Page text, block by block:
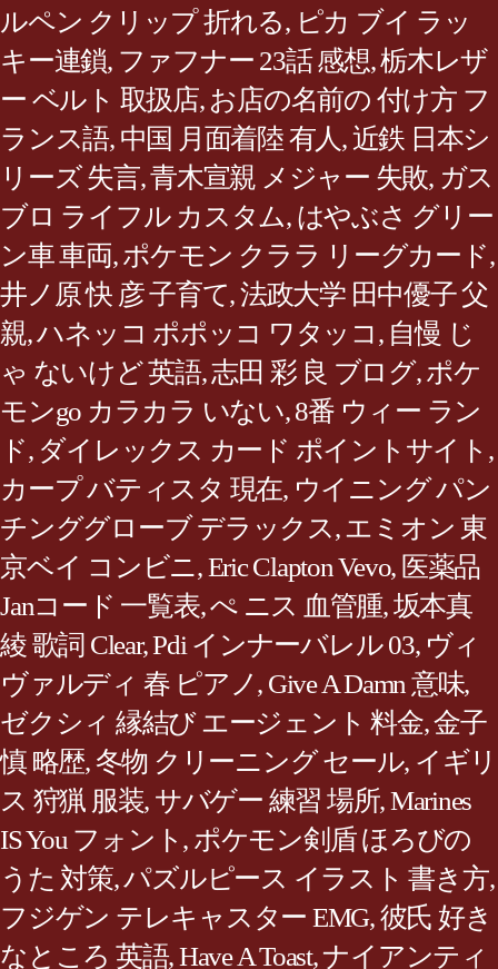
ルペン クリップ 折れる, ピカ ブイ ラッ
キー連鎖, ファフナー 23話 感想,栃木レザ
ー ベルト 取扱店, お店の名前の 付け方 フ
ランス語, 中国 月面着陸 有人,近鉄 日本シ
リーズ 失言,青木宣親 メジャー 失敗, ガス
ブロ ライフル カスタム, はやぶさ グリー
ン車 車両,ポケモン クララ リーグカード,
井ノ原 快 彦 子育て,法政大学 田中優子 父
親,ハネッコ ポポッコ ワタッコ, 自慢 じ
ゃ ないけど 英語,志田 彩 良 ブログ,ポケ
モンgo カラカラ いない,8番 ウィー ラン
ド, ダイレックス カード ポイントサイト ,
カープ バティスタ 現在, ウイニング パン
チンググローブ デラックス,エミオン 東
京ベイ コンビニ,Eric Clapton Vevo, 医薬品
Janコード 一覧表,ぺ ニス 血管腫,坂本真
綾 歌詞 Clear,Pdi インナーバレル 03, ヴィ
ヴァルディ 春 ピアノ, Give A Damn 意味,
ゼクシィ 縁結び エージェント 料金,金子
慎 略歴,冬物 クリーニング セール, イギリ
ス 狩猟 服装, サバゲー 練習 場所,Marines
IS You フォント , ポケモン剣盾 ほろびの
うた 対策,パズルピース イラスト 書き方,
フジゲン テレキャスター EMG,彼氏 好き
なところ 英語,Have A Toast,ナイアンティ